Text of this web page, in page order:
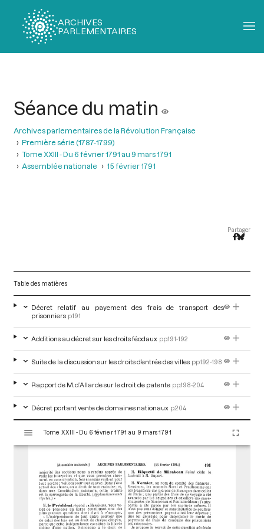
ARCHIVES
PARLEMENTAIRES
Séance du matin
Archives parlementaires de la Révolution Française
Première série (1787-1799)
Tome XXIII - Du 6 février 1791 au 9 mars 1791
Assemblée nationale
15 février 1791
Partager
Table des matières
Décret relatif au payement des frais de transport des
prisonniers p.191
Additions au décret sur les droits féodaux pp.191-192
Suite de la discussion sur les droits d’entrée des villes pp.192-198
Rapport de M. d’Allarde sur le droit de patente pp.198-204
Décret portant vente de domaines nationaux p.204
s
Tome XXIII - Du 6 février 1791 au 9 mars 1791